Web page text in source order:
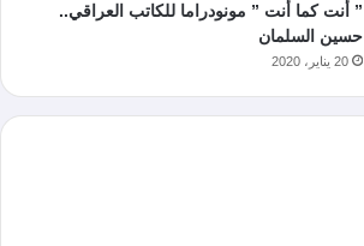
” أنت كما أنت ” مونودراما للكاتب العراقي..
حسين السلمان
20 يناير، 2020